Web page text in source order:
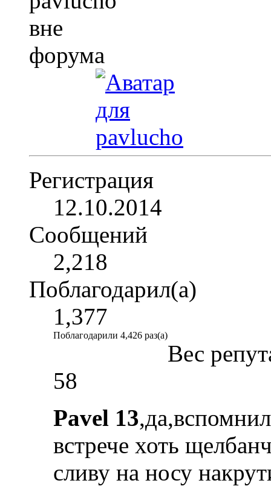
Регистрация
12.10.2014
Сообщений
2,218
Поблагодарил(а)
1,377
Поблагодарили 4,426 раз(а)
Вес
58
Pavel 13
встрече хоть
сливу на носу